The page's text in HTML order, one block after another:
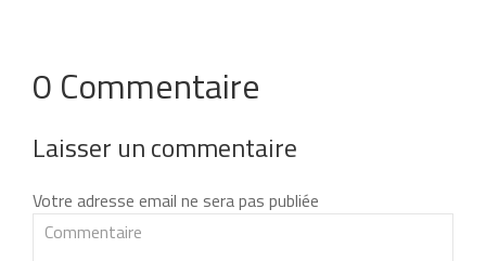
0 Commentaire
Laisser un commentaire
Votre adresse email ne sera pas publiée